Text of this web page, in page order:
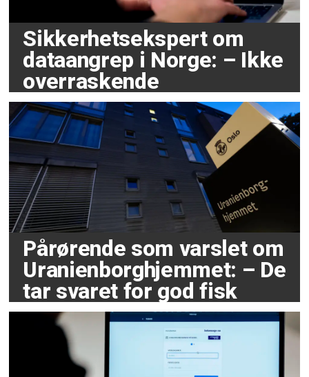
Sikkerhetsekspert om
dataangrep i Norge: – Ikke
overraskende
Pårørende som varslet om
Uranienborghjemmet: – De
tar svaret for god fisk